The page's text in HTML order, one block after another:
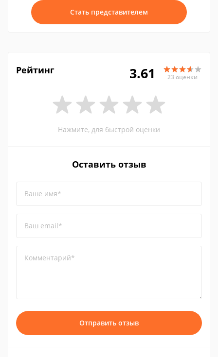
Стать представителем
Рейтинг 3.61 23 оценки
Нажмите, для быстрой оценки
Оставить отзыв
Ваше имя*
Ваш email*
Комментарий*
Отправить отзыв